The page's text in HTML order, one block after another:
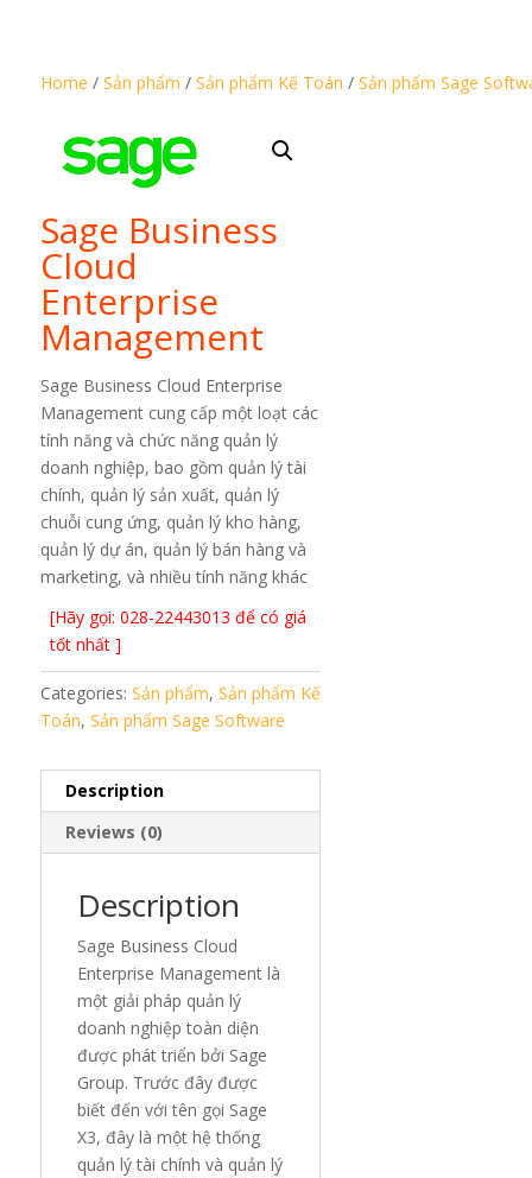
Home / Sản phẩm / Sản phẩm Kế Toán / Sản phẩm Sage
Sage Business
Cloud
Enterprise
Management
Sage Business Cloud Enterprise
Management cung cấp một loạt các
tính năng và chức năng quản lý
doanh nghiệp, bao gồm quản lý tài
chính, quản lý sản xuất, quản lý
chuỗi cung ứng, quản lý kho hàng,
quản lý dự án, quản lý bán hàng và
marketing, và nhiều tính năng khác
[Hãy gọi: 028-22443013 để có giá
tốt nhất ]
Categories: Sản phẩm, Sản phẩm Kế
Toán, Sản phẩm Sage Software
Description
Reviews (0)
Description
Sage Business Cloud
Enterprise Management là
một giải pháp quản lý
doanh nghiệp toàn diện
được phát triển bởi Sage
Group. Trước đây được
biết đến với tên gọi Sage
X3, đây là một hệ thống
quản lý tài chính và quản lý